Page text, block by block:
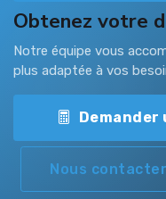
Obtenez votre
Notre équipe vous
plus adaptée à vos
Demander
Nous contacter